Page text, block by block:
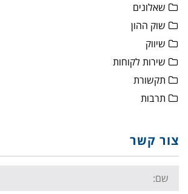
שאלונים
שוק ההון
שיווק
שירות לקוחות
תקשורת
תרבות
צור קשר
Name: